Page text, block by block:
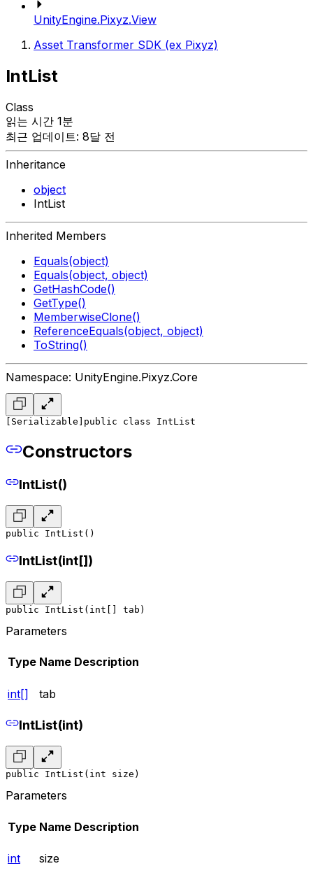
UnityEngine.Pixyz.View
Asset Transformer SDK (ex Pixyz)
IntList
Class
읽는 시간 1분
최근 업데이트: 8달 전
Inheritance
object
IntList
Inherited Members
Equals(object)
Equals(object, object)
GetHashCode()
GetType()
MemberwiseClone()
ReferenceEquals(object, object)
ToString()
Namespace: UnityEngine.Pixyz.Core
[Serializable] public class IntList
Constructors
IntList()
public IntList()
IntList(int[])
public IntList(int[] tab)
Parameters
Type Name Description
int[] tab
IntList(int)
public IntList(int size)
Parameters
Type Name Description
int size